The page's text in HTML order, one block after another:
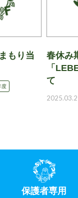
もり当
度
春休み
「
て
保護者専用